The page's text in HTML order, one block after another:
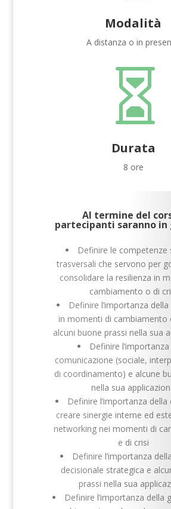
Modalità
A distanza o in

Durata
8 ore
Al termine del
partecipanti saranno in
Definire le competenze
trasversali che servono per
consolidare la resilienza in
cambiamento o di
Definire l’importanza
in momenti di cambiamento
alcuni buone prassi nella sua
Definire
comunicazione (sociale,
di coordinamento) e alcune
nella sua
Definire l’importanza della
creare sinergie interne ed
networking nei momenti di
e di crisi
Definire l’importanza
decisionale strategica e
prassi nella sua
Definire l’importanza della